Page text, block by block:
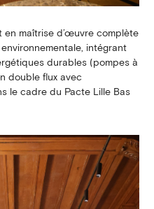
maîtrise d’œuvre complète
intégrant
durables (pompes à
double flux avec
le cadre du Pacte Lille Bas